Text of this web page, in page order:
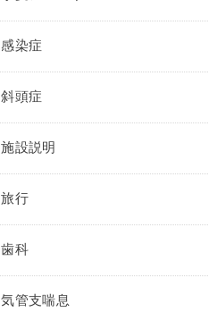
感染症
斜頭症
施設説明
旅行
歯科
気管支喘息